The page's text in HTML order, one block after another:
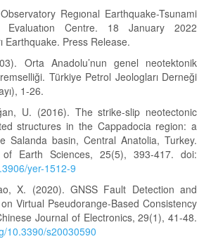
Regıonal Earthquake-Tsunami
Evaluatıon Centre. 18 January 2022
Earthquake. Press Release.
Orta Anadolu’nun genel neotektonik
Türkiye Petrol Jeologları Derneği
1-26.
U. (2016). The strike-slip neotectonic
structures in the Cappadocia region: a
Salanda basin, Central Anatolia, Turkey.
Earth Sciences, 25(5), 393-417. doi:
yer-1512-9
X. (2020). GNSS Fault Detection and
Virtual Pseudorange‐Based Consistency
Journal of Electronics, 29(1), 41-48.
10.3390/s20030590